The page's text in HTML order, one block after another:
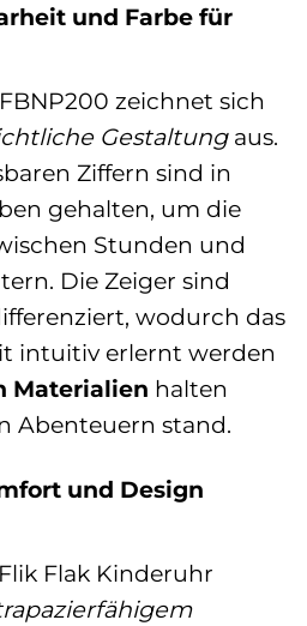
und Farbe für
zeichnet sich
Gestaltungaus.
Ziffern sind in
gehalten, um die
Stunden und
Die Zeiger sind
wodurch das
intuitiv erlernt werden
Materialien halten
Abenteuern stand.
und Design
Flak Kinderuhr